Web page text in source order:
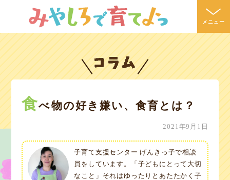
メニュー
注目のイベント
食べ物の好き嫌い、食育とは？
2021年9月1日
子育て支援センター げんきっ子で相談
員をしています。「子どもにとって大切
なこと」それはゆったりとあたたかく子